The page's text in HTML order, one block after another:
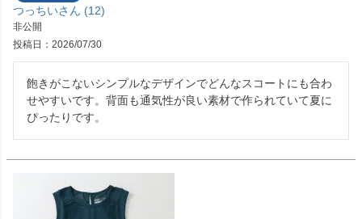
つっちい 12
非公開
投稿日
2026/07/30
飽きがこないシンプルなデザインでどんなスコートにも合わ
せやすいです。背面も通気性が良い素材で作られていて夏に
ぴったりです。